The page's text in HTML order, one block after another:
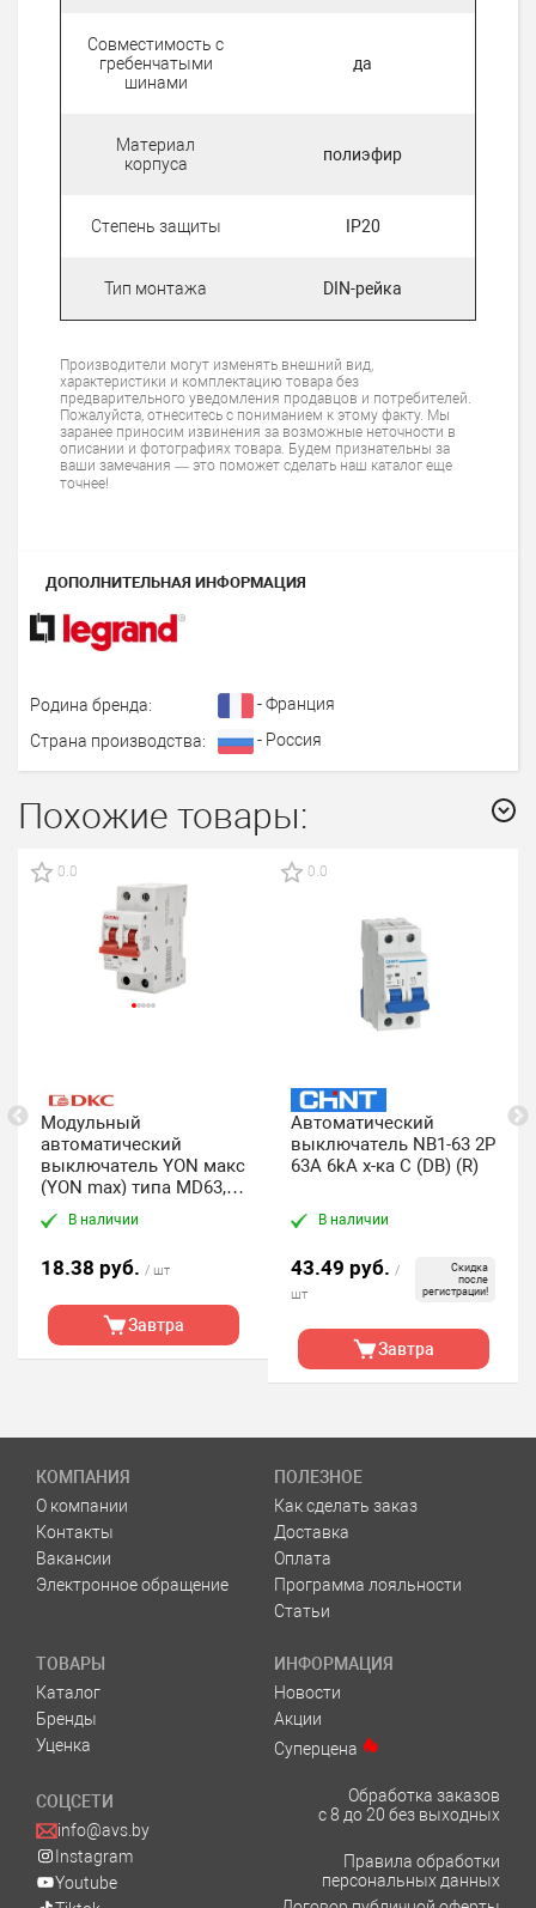
Совместимость с
гребенчатыми
шинами
да
Материал
корпуса
полиэфир
Степень защиты IP20
Тип монтажа DIN-рейка
Производители могут изменять внешний вид,
характеристики и комплектацию товара без
предварительного уведомления продавцов и потребителей.
Пожалуйста, отнеситесь с пониманием к этому факту. Мы
заранее приносим извинения за возможные неточности в
описании и фотографиях товара. Будем признательны за
ваши замечания — это поможет сделать наш каталог еще
точнее!
ДОПОЛНИТЕЛЬНАЯ ИНФОРМАЦИЯ
Родина бренда:
- Франция
Страна производства:
- Россия
Похожие товары:
0.0
Модульный
автоматический
выключатель YON макс
(YON max) типа MD63, 2
полюс,хар-ка C, 63А,
4,5кА DKC
В наличии
18.38 руб. / шт
Завтра
0.0
Автоматический
выключатель NB1-63 2P
63A 6kA х-ка C (DB) (R)
В наличии
43.49 руб. /
шт
Скидка
после
регистрации!
Завтра
КОМПАНИЯ
О компании
Контакты
Вакансии
Электронное обращение
ПОЛЕЗНОЕ
Как сделать заказ
Доставка
Оплата
Программа лояльности
Статьи
ТОВАРЫ
Каталог
Бренды
Уценка
ИНФОРМАЦИЯ
Новости
Акции
Суперцена
СОЦСЕТИ
info@avs.by
Instagram
Youtube
Обработка заказов
с 8 до 20 без выходных
Правила обработки
персональных данных